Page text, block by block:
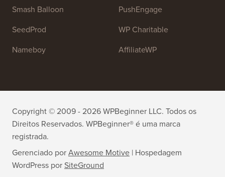
Smash Balloon
SeedProd
Nameboy
PushEngage
WP Charitable
AffiliateWP
Copyright © 2009 - 2026 WPBeginner LLC. Todos os
Direitos Reservados. WPBeginner® é uma marca
registrada.
Gerenciado porAwesome Motive | Hospedagem
WordPress porSiteGround